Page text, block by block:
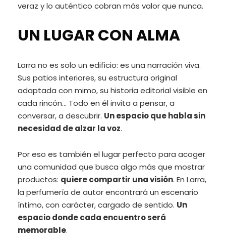
veraz y lo auténtico cobran más valor que nunca.
UN LUGAR CON ALMA
Larra no es solo un edificio: es una narración viva.
Sus patios interiores, su estructura original
adaptada con mimo, su historia editorial visible en
cada rincón… Todo en él invita a pensar, a
conversar, a descubrir. Un espacio que habla sin
necesidad de alzar la voz.
Por eso es también el lugar perfecto para acoger
una comunidad que busca algo más que mostrar
productos: quiere compartir una visión. En Larra,
la perfumería de autor encontrará un escenario
íntimo, con carácter, cargado de sentido. Un
espacio donde cada encuentro será
memorable.